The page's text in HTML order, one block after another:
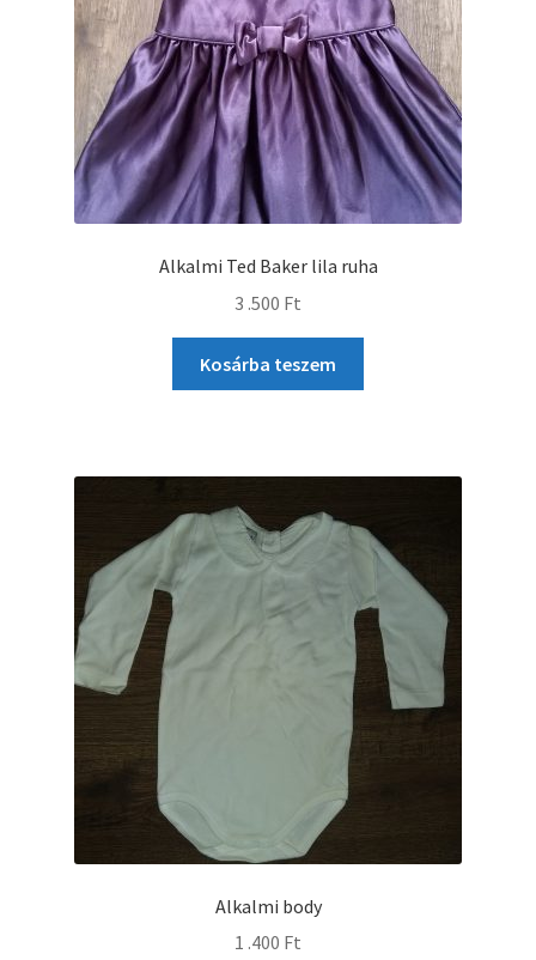
Alkalmi Ted Baker lila ruha
3 .500 Ft
Kosárba teszem
Alkalmi body
1 .400 Ft